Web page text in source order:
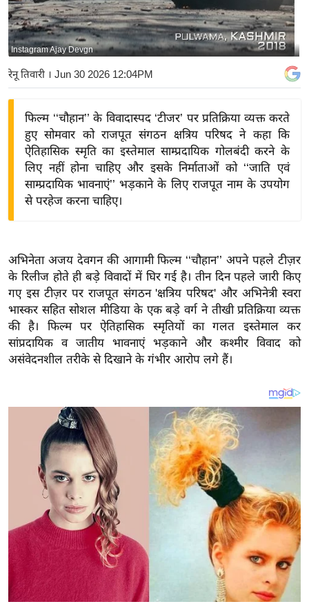
य
बि
ज़
ने
स
द्यो
ष
ज्ञ
रा
य
ब
ज
ट
2
0
6
Instagram Ajay Devgn
रेनू तिवारी । Jun 30 2026 12:04PM
फिल्म ‘‘चौहान’’ के विवादास्पद ‘टीजर’ पर प्रतिक्रिया व्यक्त करते
हुए सोमवार को राजपूत संगठन क्षत्रिय परिषद ने कहा कि
ऐतिहासिक स्मृति का इस्तेमाल साम्प्रदायिक गोलबंदी करने के
लिए नहीं होना चाहिए और इसके निर्माताओं को ‘‘जाति एवं
साम्प्रदायिक भावनाएं’’ भड़काने के लिए राजपूत नाम के उपयोग
से परहेज करना चाहिए।
अभिनेता अजय देवगन की आगामी फिल्म ‘‘चौहान’’ अपने पहले टीज़र
के रिलीज होते ही बड़े विवादों में घिर गई है। तीन दिन पहले जारी किए
गए इस टीज़र पर राजपूत संगठन 'क्षत्रिय परिषद' और अभिनेत्री स्वरा
भास्कर सहित सोशल मीडिया के एक बड़े वर्ग ने तीखी प्रतिक्रिया व्यक्त
की है। फिल्म पर ऐतिहासिक स्मृतियों का गलत इस्तेमाल कर
सांप्रदायिक व जातीय भावनाएं भड़काने और कश्मीर विवाद को
असंवेदनशील तरीके से दिखाने के गंभीर आरोप लगे हैं।